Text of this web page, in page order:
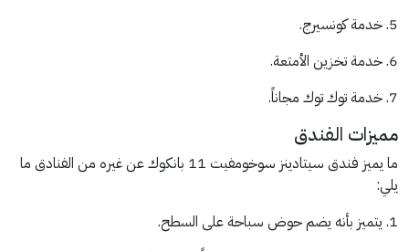
5. خدمة كونسيرج.
6. خدمة تخزين الأمتعة.
7. خدمة توك توك مجاناً.
مميزات الفندق
ما يميز فندق سيتادينز سوخومفيت 11 بانكوك عن غيره من الفنادق ما
يلي:
1. يتميز بأنه يضم حوض سباحة على السطح.